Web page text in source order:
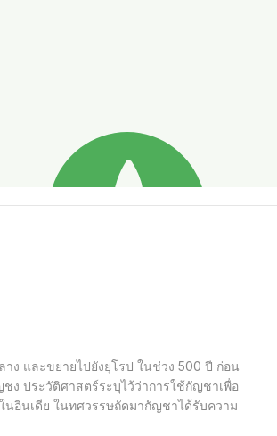
ง และขยายไปยังยุโรป ในช่วง 500 ปี ก่อน
ง ประวัติศาสตร์ระบุไว้ว่าการใช้กัญชาเพื่อ
นอินเดีย ในทศวรรษถัดมากัญชาได้รับความ